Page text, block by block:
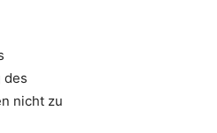
des
nicht zu